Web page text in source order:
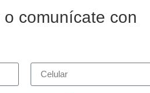
comunícate con